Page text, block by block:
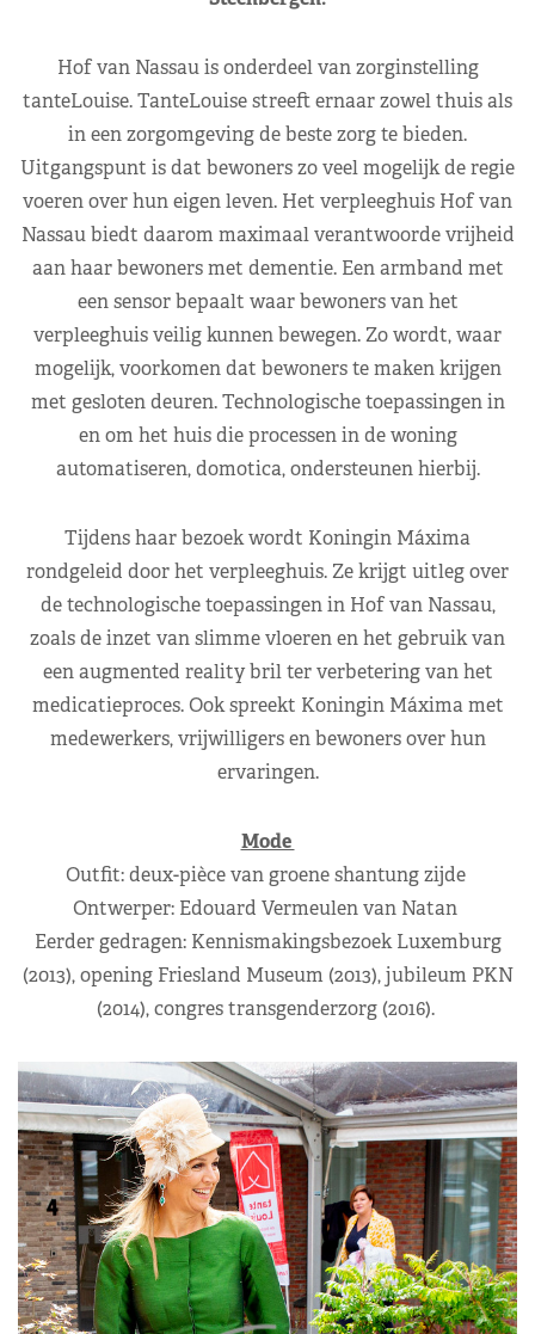
Hof van Nassau is onderdeel van zorginstelling
tanteLouise. TanteLouise streeft ernaar zowel thuis als
in een zorgomgeving de beste zorg te bieden.
Uitgangspunt is dat bewoners zo veel mogelijk de regie
voeren over hun eigen leven. Het verpleeghuis Hof van
Nassau biedt daarom maximaal verantwoorde vrijheid
aan haar bewoners met dementie. Een armband met
een sensor bepaalt waar bewoners van het
verpleeghuis veilig kunnen bewegen. Zo wordt, waar
mogelijk, voorkomen dat bewoners te maken krijgen
met gesloten deuren. Technologische toepassingen in
en om het huis die processen in de woning
automatiseren, domotica, ondersteunen hierbij.
Tijdens haar bezoek wordt Koningin Máxima
rondgeleid door het verpleeghuis. Ze krijgt uitleg over
de technologische toepassingen in Hof van Nassau,
zoals de inzet van slimme vloeren en het gebruik van
een augmented reality bril ter verbetering van het
medicatieproces. Ook spreekt Koningin Máxima met
medewerkers, vrijwilligers en bewoners over hun
ervaringen.
Mode
Outfit: deux-pièce van groene shantung zijde
Ontwerper: Edouard Vermeulen van Natan
Eerder gedragen: Kennismakingsbezoek Luxemburg
(2013), opening Friesland Museum (2013), jubileum PKN
(2014), congres transgenderzorg (2016).